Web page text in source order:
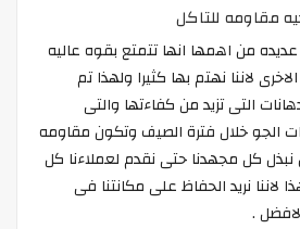
مقاومه للتاكل
من اهمها انها تتمتع بقوه عاليه
لاننا نهتم بها كثيرا ولهذا تم
التى تزيد من كفاءتها والتى
الجو خلال فترة الصيف وتكون مقاومه
كل مجهدنا حتى نقدم لعملاءنا كل
نريد الحفاظ على مكانتنا فى
.